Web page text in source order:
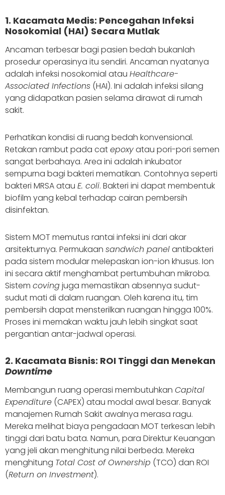
1. Kacamata Medis: Pencegahan Infeksi
Nosokomial (HAI) Secara Mutlak
Ancaman terbesar bagi pasien bedah bukanlah
prosedur operasinya itu sendiri. Ancaman nyatanya
adalah infeksi nosokomial atau Healthcare-
Associated Infections (HAI). Ini adalah infeksi silang
yang didapatkan pasien selama dirawat di rumah
sakit.
Perhatikan kondisi di ruang bedah konvensional.
Retakan rambut pada catepoxyatau pori-pori semen
sangat berbahaya. Area ini adalah inkubator
sempurna bagi bakteri mematikan. Contohnya seperti
bakteri MRSA atau E. coli. Bakteri ini dapat membentuk
biofilm yang kebal terhadap cairan pembersih
disinfektan.
Sistem MOT memutus rantai infeksi ini dari akar
arsitekturnya. Permukaan sandwich panelantibakteri
pada sistem modular melepaskan ion-ion khusus. Ion
ini secara aktif menghambat pertumbuhan mikroba.
Sistem covingjuga memastikan absennya sudut-
sudut mati di dalam ruangan. Oleh karena itu, tim
pembersih dapat mensterilkan ruangan hingga 100%.
Proses ini memakan waktu jauh lebih singkat saat
pergantian antar-jadwal operasi.
2. Kacamata Bisnis: ROI Tinggi dan Menekan
Downtime
Membangun ruang operasi membutuhkan Capital
Expenditure (CAPEX) atau modal awal besar. Banyak
manajemen Rumah Sakit awalnya merasa ragu.
Mereka melihat biaya pengadaan MOT terkesan lebih
tinggi dari batu bata. Namun, para Direktur Keuangan
yang jeli akan menghitung nilai berbeda. Mereka
menghitung Total Cost of Ownership (TCO) dan ROI
(Return on Investment).